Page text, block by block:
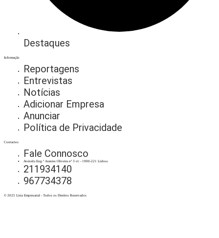
Destaques
Informação
Reportagens
Entrevistas
Notícias
Adicionar Empresa
Anunciar
Política de Privacidade
Contactos
Fale Connosco
Avenida Eng.º Arantes Oliveira nº 3 r/c - 1900-221 Lisboa
211934140
967734378
© 2025 Lista Empresarial - Todos os Direitos Reservados